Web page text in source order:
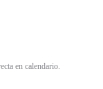
en calendario.